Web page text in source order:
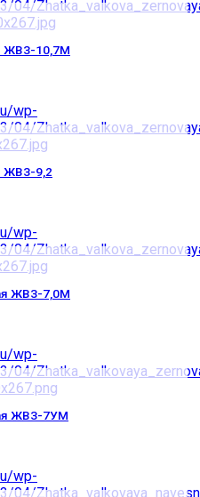
ЖВЗ-10,7М
ЖВЗ-9,2
ЖВЗ-7,0М
ЖВЗ-7УМ